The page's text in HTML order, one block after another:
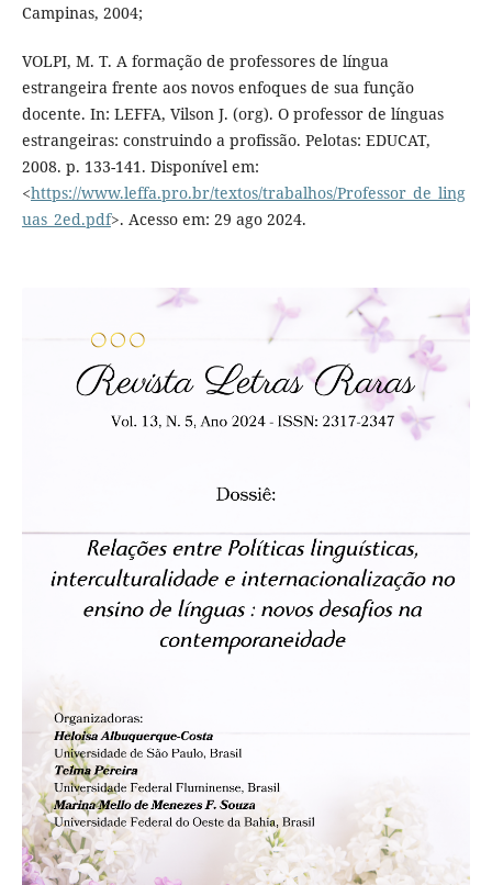
Campinas, 2004;
VOLPI, M. T. A formação de professores de língua
estrangeira frente aos novos enfoques de sua função
docente. In: LEFFA, Vilson J. (org). O professor de línguas
estrangeiras: construindo a profissão. Pelotas: EDUCAT,
2008. p. 133-141. Disponível em:
<https://www.leffa.pro.br/textos/trabalhos/Professor_de_ling
uas_2ed.pdf>. Acesso em: 29 ago 2024.